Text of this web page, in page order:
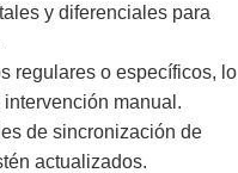
y diferenciales para
regulares o específicos, lo
manual.
de sincronización de
actualizados.